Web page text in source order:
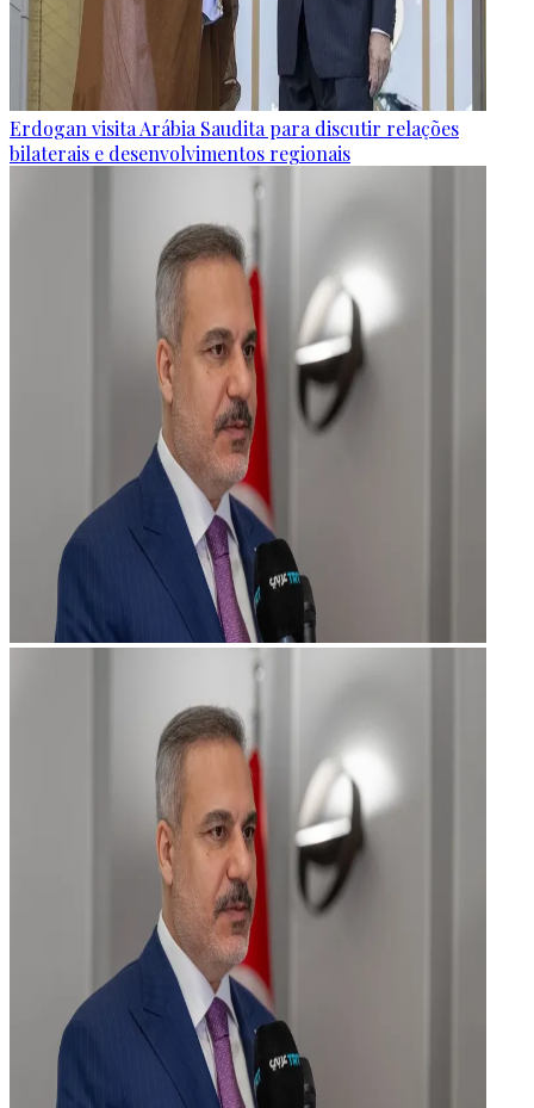
Erdogan visita Arábia Saudita para discutir relações
bilaterais e desenvolvimentos regionais